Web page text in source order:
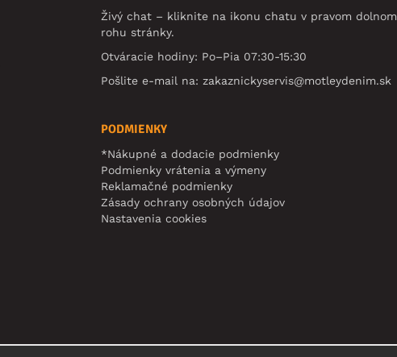
Živý chat – kliknite na ikonu chatu v pravom dolnom
rohu stránky.
Otváracie hodiny: Po–Pia 07:30-15:30
Pošlite e-mail na:zakaznickyservis@motleydenim.sk
PODMIENKY
*Nákupné a dodacie podmienky
Podmienky vrátenia a výmeny
Reklamačné podmienky
Zásady ochrany osobných údajov
Nastavenia cookies